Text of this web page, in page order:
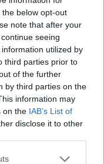
below opt-out
note that after your
seeing
utilized by
third parties prior to
of the further
by third parties on the
information may
on the IAB’s List of
disclose it to other